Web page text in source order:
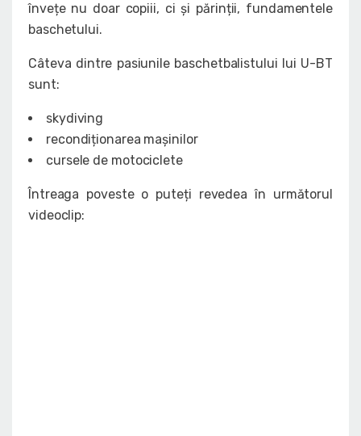
învețe nu doar copiii, ci și părinții, fundamentele
baschetului.
Câteva dintre pasiunile baschetbalistului lui U-BT
sunt:
skydiving
recondiționarea mașinilor
cursele de motociclete
Întreaga poveste o puteți revedea în următorul
videoclip: